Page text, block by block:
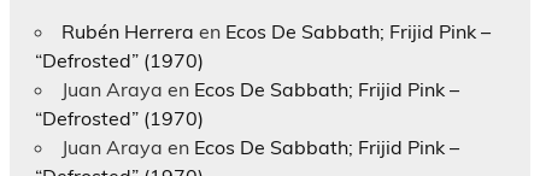
Rubén Herrera en Ecos De Sabbath; Frijid Pink –
“Defrosted” (1970)
Juan Araya en Ecos De Sabbath; Frijid Pink –
“Defrosted” (1970)
Juan Araya en Ecos De Sabbath; Frijid Pink –